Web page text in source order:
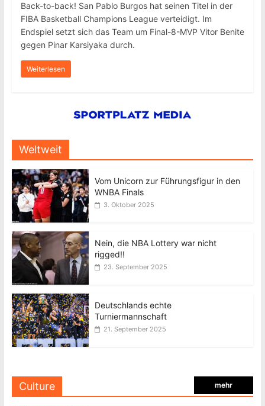
Back-to-back! San Pablo Burgos hat seinen Titel in der
FIBA Basketball Champions League verteidigt. Im
Endspiel setzt sich das Team um Final-8-MVP Vitor Benite
gegen Pinar Karsiyaka durch.
Weiterlesen
Weltweit
Vom Unicorn zur Führungsfigur in den
WNBA Finals
3. Oktober 2025
Nein, die NBA Lottery war nicht
rigged!!
23. September 2025
Deutschlands echte
Turniermannschaft
21. September 2025
Culture mehr